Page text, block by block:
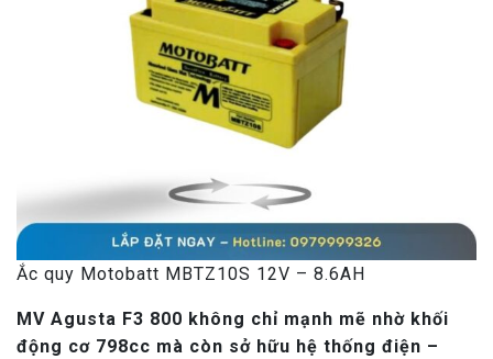
Ắc quy Motobatt MBTZ10S 12V – 8.6AH
MV Agusta F3 800 không chỉ mạnh mẽ nhờ khối
động cơ 798cc mà còn sở hữu hệ thống điện –